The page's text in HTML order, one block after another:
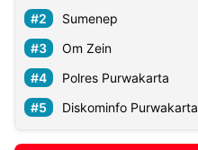
Sumenep
Om Zein
Polres Purwakarta
Diskominfo Purwakarta